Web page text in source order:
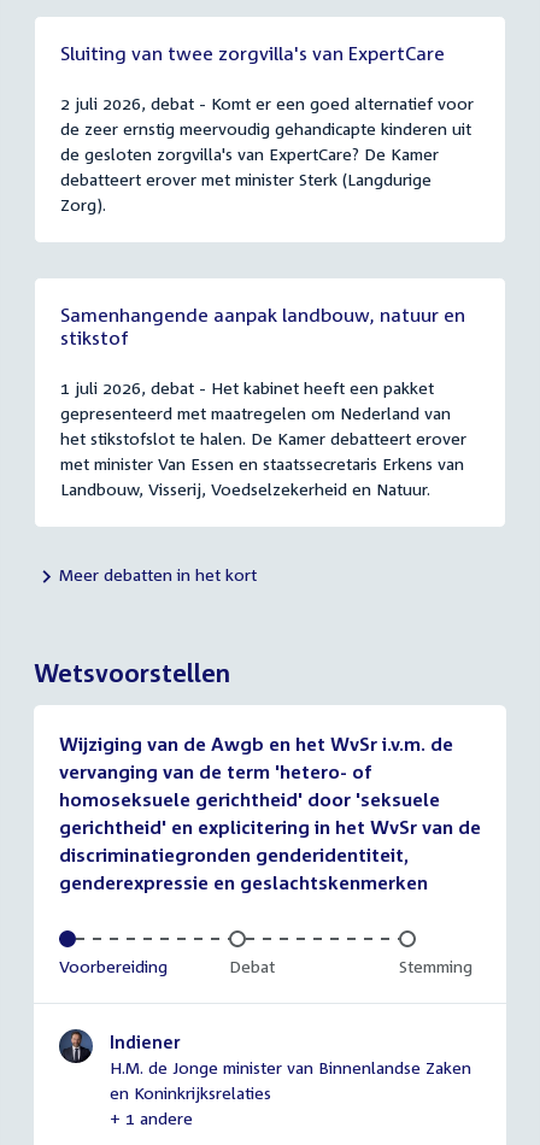
Sluiting van twee zorgvilla's van ExpertCare
2 juli 2026, debat - Komt er een goed alternatief voor
de zeer ernstig meervoudig gehandicapte kinderen uit
de gesloten zorgvilla's van ExpertCare? De Kamer
debatteert erover met minister Sterk (Langdurige
Zorg).
Samenhangende aanpak landbouw, natuur en
stikstof
1 juli 2026, debat - Het kabinet heeft een pakket
gepresenteerd met maatregelen om Nederland van
het stikstofslot te halen. De Kamer debatteert erover
met minister Van Essen en staatssecretaris Erkens van
Landbouw, Visserij, Voedselzekerheid en Natuur.
Meer debatten in het kort
Wetsvoorstellen
Wijziging van de Awgb en het WvSr i.v.m. de
vervanging van de term 'hetero- of
homoseksuele gerichtheid' door 'seksuele
gerichtheid' en explicitering in het WvSr van de
discriminatiegronden genderidentiteit,
genderexpressie en geslachtskenmerken
Voltooid:
Voorbereiding Onvoltooid:
Debat Onvoltooid:
Stemming
Indiener
H.M. de Jonge minister van Binnenlandse Zaken
en Koninkrijksrelaties
+ 1 andere